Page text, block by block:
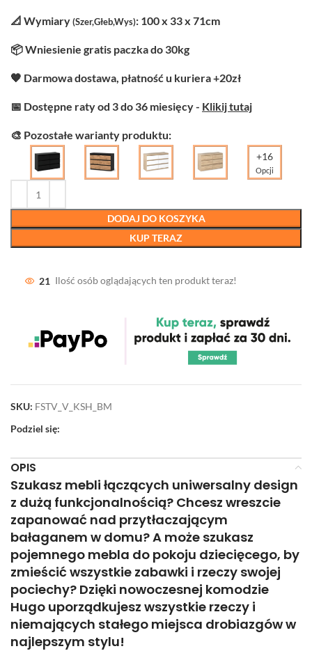
📐 Wymiary(Szer,Głeb,Wys): 100 x 33 x 71cm
📦 Wniesienie gratis paczka do 30kg
🧡 Darmowa dostawa, płatność u kuriera +20zł
📅 Dostępne raty od 3 do 36 miesięcy - Klikij tutaj
🎨 Pozostałe warianty produktu:
+16
Opcji
DODAJ DO KOSZYKA
KUP TERAZ
21 Ilość osób oglądających ten produkt teraz!
SKU: FSTV_V_KSH_BM
Podziel się:
OPIS
Szukasz mebli łączących uniwersalny design
z dużą funkcjonalnością? Chcesz wreszcie
zapanować nad przytłaczającym
bałaganem w domu? A może szukasz
pojemnego mebla do pokoju dziecięcego, by
zmieścić wszystkie zabawki i rzeczy swojej
pociechy? Dzięki nowoczesnej komodzie
Hugo uporządkujesz wszystkie rzeczy i
niemających stałego miejsca drobiazgów w
najlepszym stylu!